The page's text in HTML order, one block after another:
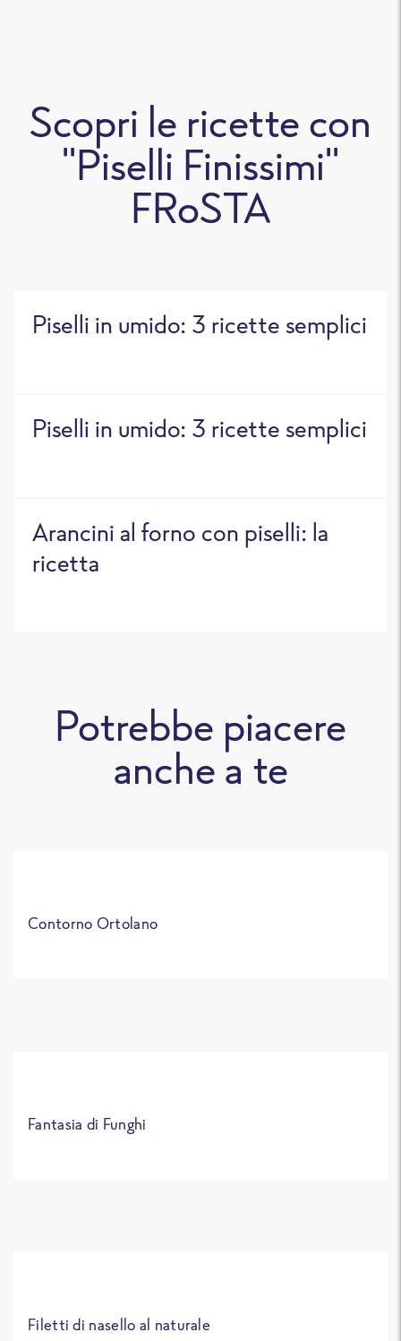
Scopri le ricette con
"Piselli Finissimi"
FRoSTA
Piselli in umido: 3 ricette semplici
Piselli in umido: 3 ricette semplici
Arancini al forno con piselli: la
ricetta
Potrebbe piacere
anche a te
Contorno Ortolano
Fantasia di Funghi
Filetti di nasello al naturale